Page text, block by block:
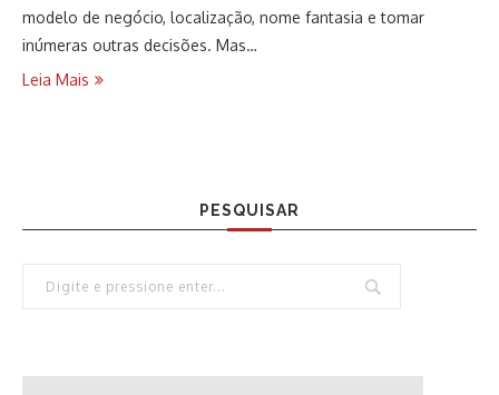
modelo de negócio, localização, nome fantasia e tomar
inúmeras outras decisões. Mas…
Leia Mais
PESQUISAR